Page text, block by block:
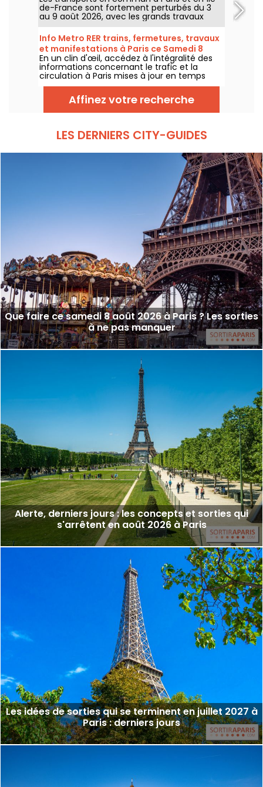
de-France sont fortement perturbés du 3
au 9 août 2026, avec les grands travaux
d'été qui impactent très durement
certaines lignes, selon la RATP et SNCF.
Info Metro RER trains, fermetures, travaux
et manifestations à Paris ce Samedi 8
août 2026
En un clin d'œil, accédez à l'intégralité des
informations concernant le trafic et la
circulation à Paris mises à jour en temps
réel. Metro RER et Transilien de la RATP,
travaux, circulation, grands évènements et
manifestations, on vous donne toutes les
informations pratiques à connaître avant de
Affinez votre recherche
LES DERNIERS CITY-GUIDES
Que faire ce samedi 8 août 2026 à Paris ? Les sorties
à ne pas manquer
Alerte, derniers jours : les concepts et sorties qui
s'arrêtent en août 2026 à Paris
Les idées de sorties qui se terminent en juillet 2027 à
Paris : derniers jours